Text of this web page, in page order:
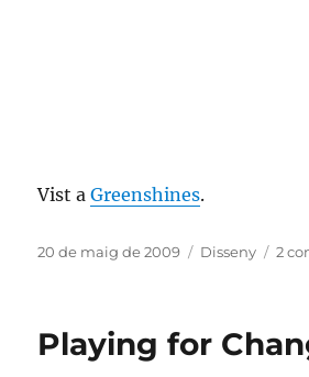
Vist aGreenshines.
Publicat
20 de maig de 2009 Categories
Disseny 2
Playing for